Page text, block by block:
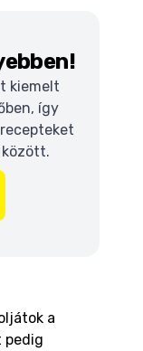
kiemelt
így
a
pedig